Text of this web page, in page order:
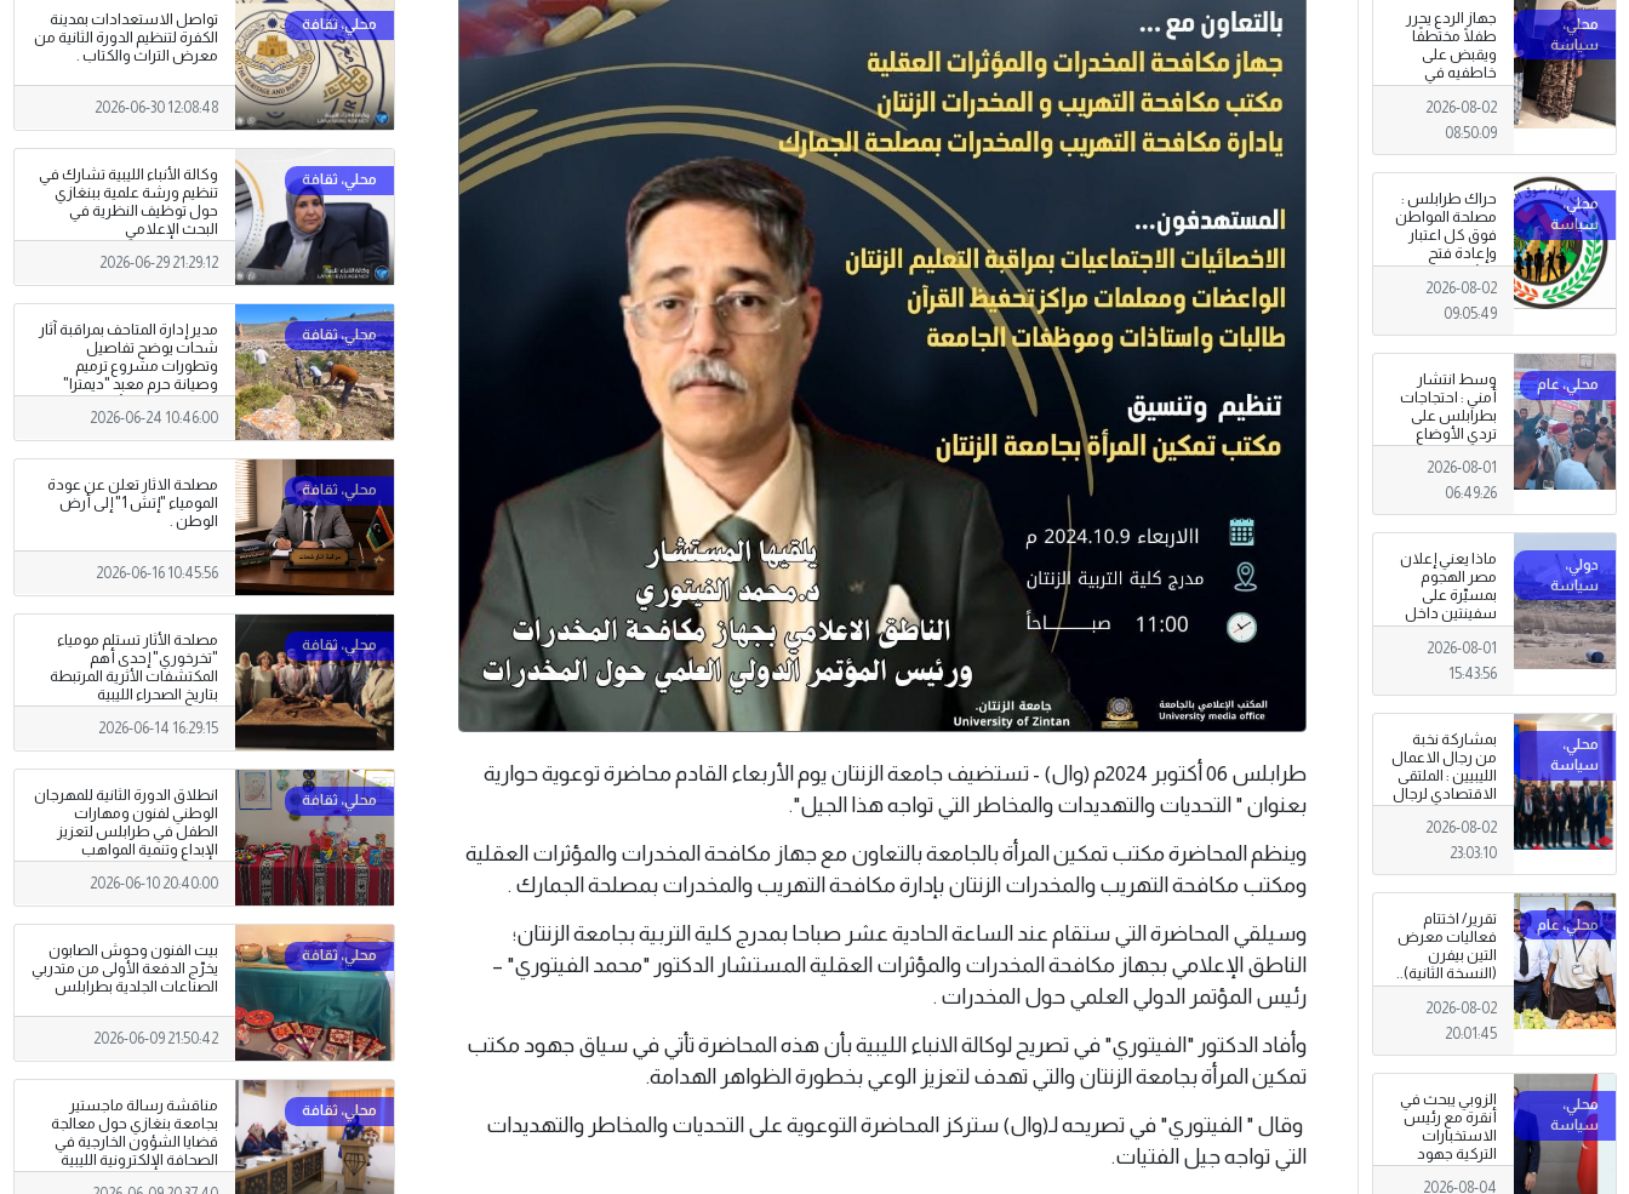
جهاز الردع يحرر
طفلًا مختطفًا
ويقبض على
خاطفيه في
طرابلس
2026-08-02
08:50:09
حراك طرابلس :
مصلحة المواطن
فوق كل اعتبار
وإعادة فتح
المؤسسات
جاءت استجابةً
للإرادة الشعبية
2026-08-02
09:05:49
وسط انتشار
أمني : احتجاجات
بطرابلس على
تردي الأوضاع
المعيشية وتدني
الخدمات العامة .
2026-08-01
06:49:26
ماذا يعني إعلان
مصر الهجوم
بمسيّرة على
سفينتين داخل
ميناء دمياط؟
(قراءة تحليلية)
2026-08-01
15:43:56
بمشاركة نخبة
من رجال الاعمال
الليبيين : الملتقى
الاقتصادي لرجال
الاعمال 2026
تبدأ فعاليات
بمدينة سرت .
2026-08-02
23:03:10
تقرير/ اختتام
فعاليات معرض
التين بيفرن
(النسخة الثانية)..
تظاهرة وطنية
وصمود
للمزارعين في
2026-08-02
20:01:45
الزوبي يبحث في
أنقرة مع رئيس
الاستخبارات
التركية جهود
توحيد المؤسسة
العسكرية على
2026-08-04
طرابلس 06 أكتوبر 2024م (وال) - تستضيف جامعة الزنتان يوم الأربعاء القادم محاضرة توعوية حوارية
بعنوان " التحديات والتهديدات والمخاطر التي تواجه هذا الجيل".
وينظم المحاضرة مكتب تمكين المرأة بالجامعة بالتعاون مع جهاز مكافحة المخدرات والمؤثرات العقلية
ومكتب مكافحة التهريب والمخدرات الزنتان بإدارة مكافحة التهريب والمخدرات بمصلحة الجمارك .
وسيلقي المحاضرة التي ستقام عند الساعة الحادية عشر صباحا بمدرج كلية التربية بجامعة الزنتان؛
الناطق الإعلامي بجهاز مكافحة المخدرات والمؤثرات العقلية المستشار الدكتور "محمد الفيتوري" –
رئيس المؤتمر الدولي العلمي حول المخدرات .
وأفاد الدكتور "الفيتوري" في تصريح لوكالة الانباء الليبية بأن هذه المحاضرة تأتي في سياق جهود مكتب
تمكين المرأة بجامعة الزنتان والتي تهدف لتعزيز الوعي بخطورة الظواهر الهدامة.
وقال " الفيتوري" في تصريحه لـ(وال) ستركز المحاضرة التوعوية على التحديات والمخاطر والتهديدات
التي تواجه جيل الفتيات.
تواصل الاستعدادات بمدينة
الكفرة لتنظيم الدورة الثانية من
معرض التراث والكتاب .
2026-06-30 12:08:48
وكالة الأنباء الليبية تشارك في
تنظيم ورشة علمية ببنغازي
حول توظيف النظرية في
البحث الإعلامي
2026-06-29 21:29:12
مدير إدارة المتاحف بمراقبة آثار
شحات يوضح تفاصيل
وتطورات مشروع ترميم
وصيانة حرم معبد "ديمترا"
بمدينة شحات الأثرية .
2026-06-24 10:46:00
مصلحة الاثار تعلن عن عودة
المومياء "إتش 1" إلى أرض
الوطن .
2026-06-16 10:45:56
مصلحة الأثار تستلم مومياء
"تخرخوري" إحدى أهم
المكتشفات الأثرية المرتبطة
بتاريخ الصحراء الليبية
2026-06-14 16:29:15
انطلاق الدورة الثانية للمهرجان
الوطني لفنون ومهارات
الطفل في طرابلس لتعزيز
الإبداع وتنمية المواهب
2026-06-10 20:40:00
بيت الفنون وحوش الصابون
يخرّج الدفعة الأولى من متدربي
الصناعات الجلدية بطرابلس
2026-06-09 21:50:42
مناقشة رسالة ماجستير
بجامعة بنغازي حول معالجة
قضايا الشؤون الخارجية في
الصحافة الإلكترونية الليبية